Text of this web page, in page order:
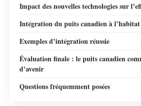
Impact des nouvelles technologies sur
Intégration du puits canadien à
Exemples d’intégration réussie
Évaluation finale : le puits canadien
d’avenir
Questions fréquemment posées